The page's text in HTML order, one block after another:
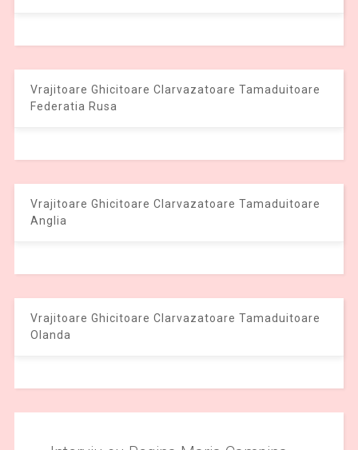
Vrajitoare Ghicitoare Clarvazatoare Tamaduitoare
Federatia Rusa
Vrajitoare Ghicitoare Clarvazatoare Tamaduitoare
Anglia
Vrajitoare Ghicitoare Clarvazatoare Tamaduitoare
Olanda